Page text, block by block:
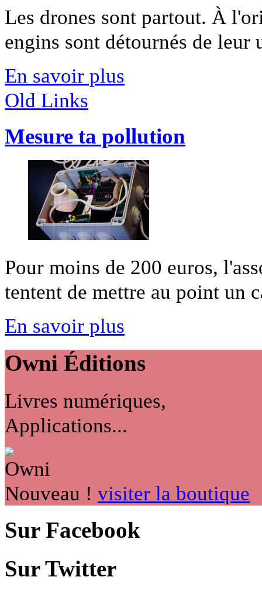
Les drones sont partout. À
engins sont détournés de leur
En savoir plus
Old Links
Mesure ta pollution
Pour moins de 200 euros,
tentent de mettre au point un
En savoir plus
Owni Éditions
Livres numériques,
Applications...
Nouveau ! visiter la boutique
Sur Facebook
Sur Twitter